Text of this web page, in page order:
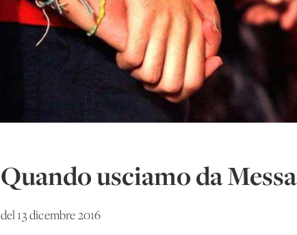
Quando usciamo da Messa
del 13 dicembre 2016